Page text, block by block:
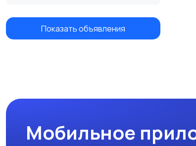
Показать объявления
Мобильное